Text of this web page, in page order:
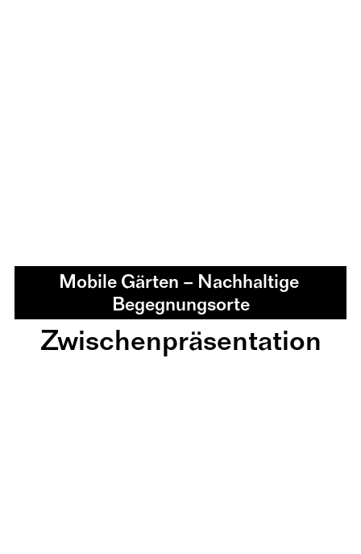
Mobile Gärten – Nachhaltige
Begegnungsorte
Zwischenpräsentation